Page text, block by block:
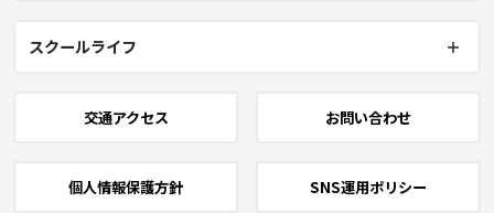
スクールライフ
交通アクセス お問い合わせ
個人情報保護方針 SNS運用ポリシー